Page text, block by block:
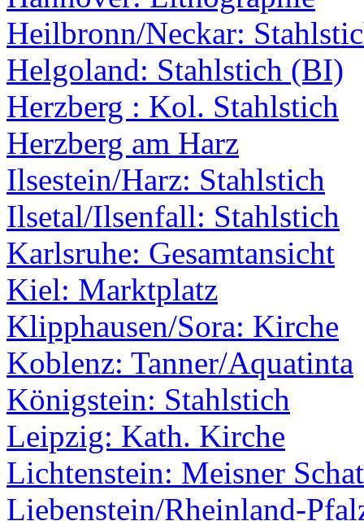
Heilbronn/Neckar:
Helgoland: Stahlstich (BI)
Herzberg : Kol. Stahlstich
Herzberg am Harz
Ilsestein/Harz: Stahlstich
Ilsetal/Ilsenfall: Stahlstich
Karlsruhe: Gesamtansicht
Kiel: Marktplatz
Klipphausen/Sora: Kirche
Koblenz: Tanner/Aquatinta
Königstein: Stahlstich
Leipzig: Kath. Kirche
Lichtenstein: Meisner
Liebenstein/Rheinland-